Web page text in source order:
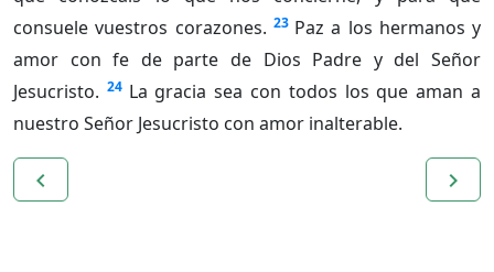
consuele vuestros corazones. 23 Paz a los hermanos y
amor con fe de parte de Dios Padre y del Señor
Jesucristo. 24 La gracia sea con todos los que aman a
nuestro Señor Jesucristo con amor inalterable.
navigate_before navigate_next